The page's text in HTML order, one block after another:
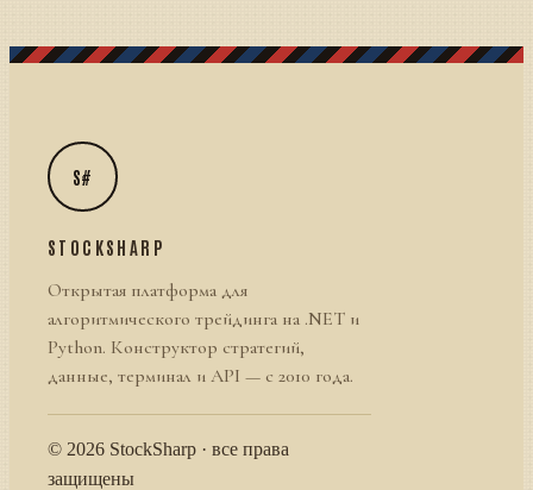
S#
STOCKSHARP
Открытая платформа для
алгоритмического трейдинга на .NET и
Python. Конструктор стратегий,
данные, терминал и API — с 2010 года.
© 2026 StockSharp · все права
защищены